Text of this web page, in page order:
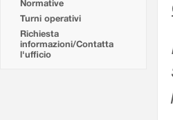
Normative
Turni operativi
Richiesta
informazioni/Contatta
l'ufficio